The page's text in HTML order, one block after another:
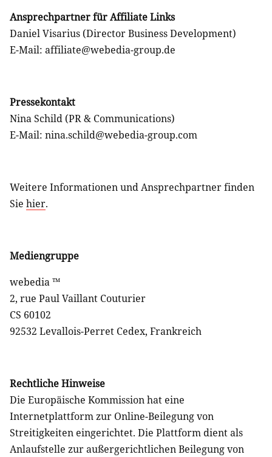
Ansprechpartner für Affiliate Links
Daniel Visarius (Director Business Development)
E-Mail: affiliate@webedia-group.de
Pressekontakt
Nina Schild (PR & Communications)
E-Mail: nina.schild@webedia-group.com
Weitere Informationen und Ansprechpartner finden
Sie hier.
Mediengruppe
webedia ™
2, rue Paul Vaillant Couturier
CS 60102
92532 Levallois-Perret Cedex, Frankreich
Rechtliche Hinweise
Die Europäische Kommission hat eine
Internetplattform zur Online-Beilegung von
Streitigkeiten eingerichtet. Die Plattform dient als
Anlaufstelle zur außergerichtlichen Beilegung von